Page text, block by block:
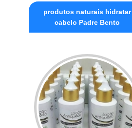
produtos naturais hidratar
cabelo Padre Bento